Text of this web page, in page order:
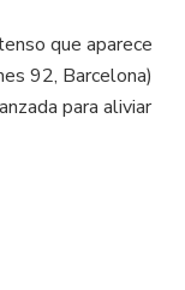
que aparece
92, Barcelona)
para aliviar